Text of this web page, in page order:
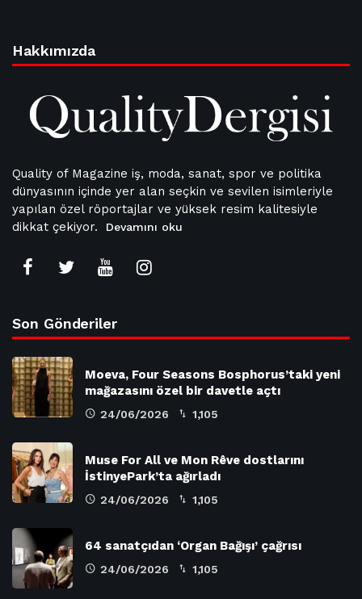
Hakkımızda
Quality of Magazine iş, moda, sanat, spor ve politika
dünyasının içinde yer alan seçkin ve sevilen isimleriyle
yapılan özel röportajlar ve yüksek resim kalitesiyle
dikkat çekiyor.
Devamını oku
Son Gönderiler
Moeva, Four Seasons Bosphorus’taki yeni
mağazasını özel bir davetle açtı
24/06/2026 1,105
Muse For All ve Mon Rêve dostlarını
İstinyePark’ta ağırladı
24/06/2026 1,105
64 sanatçıdan ‘Organ Bağışı’ çağrısı
24/06/2026 1,105